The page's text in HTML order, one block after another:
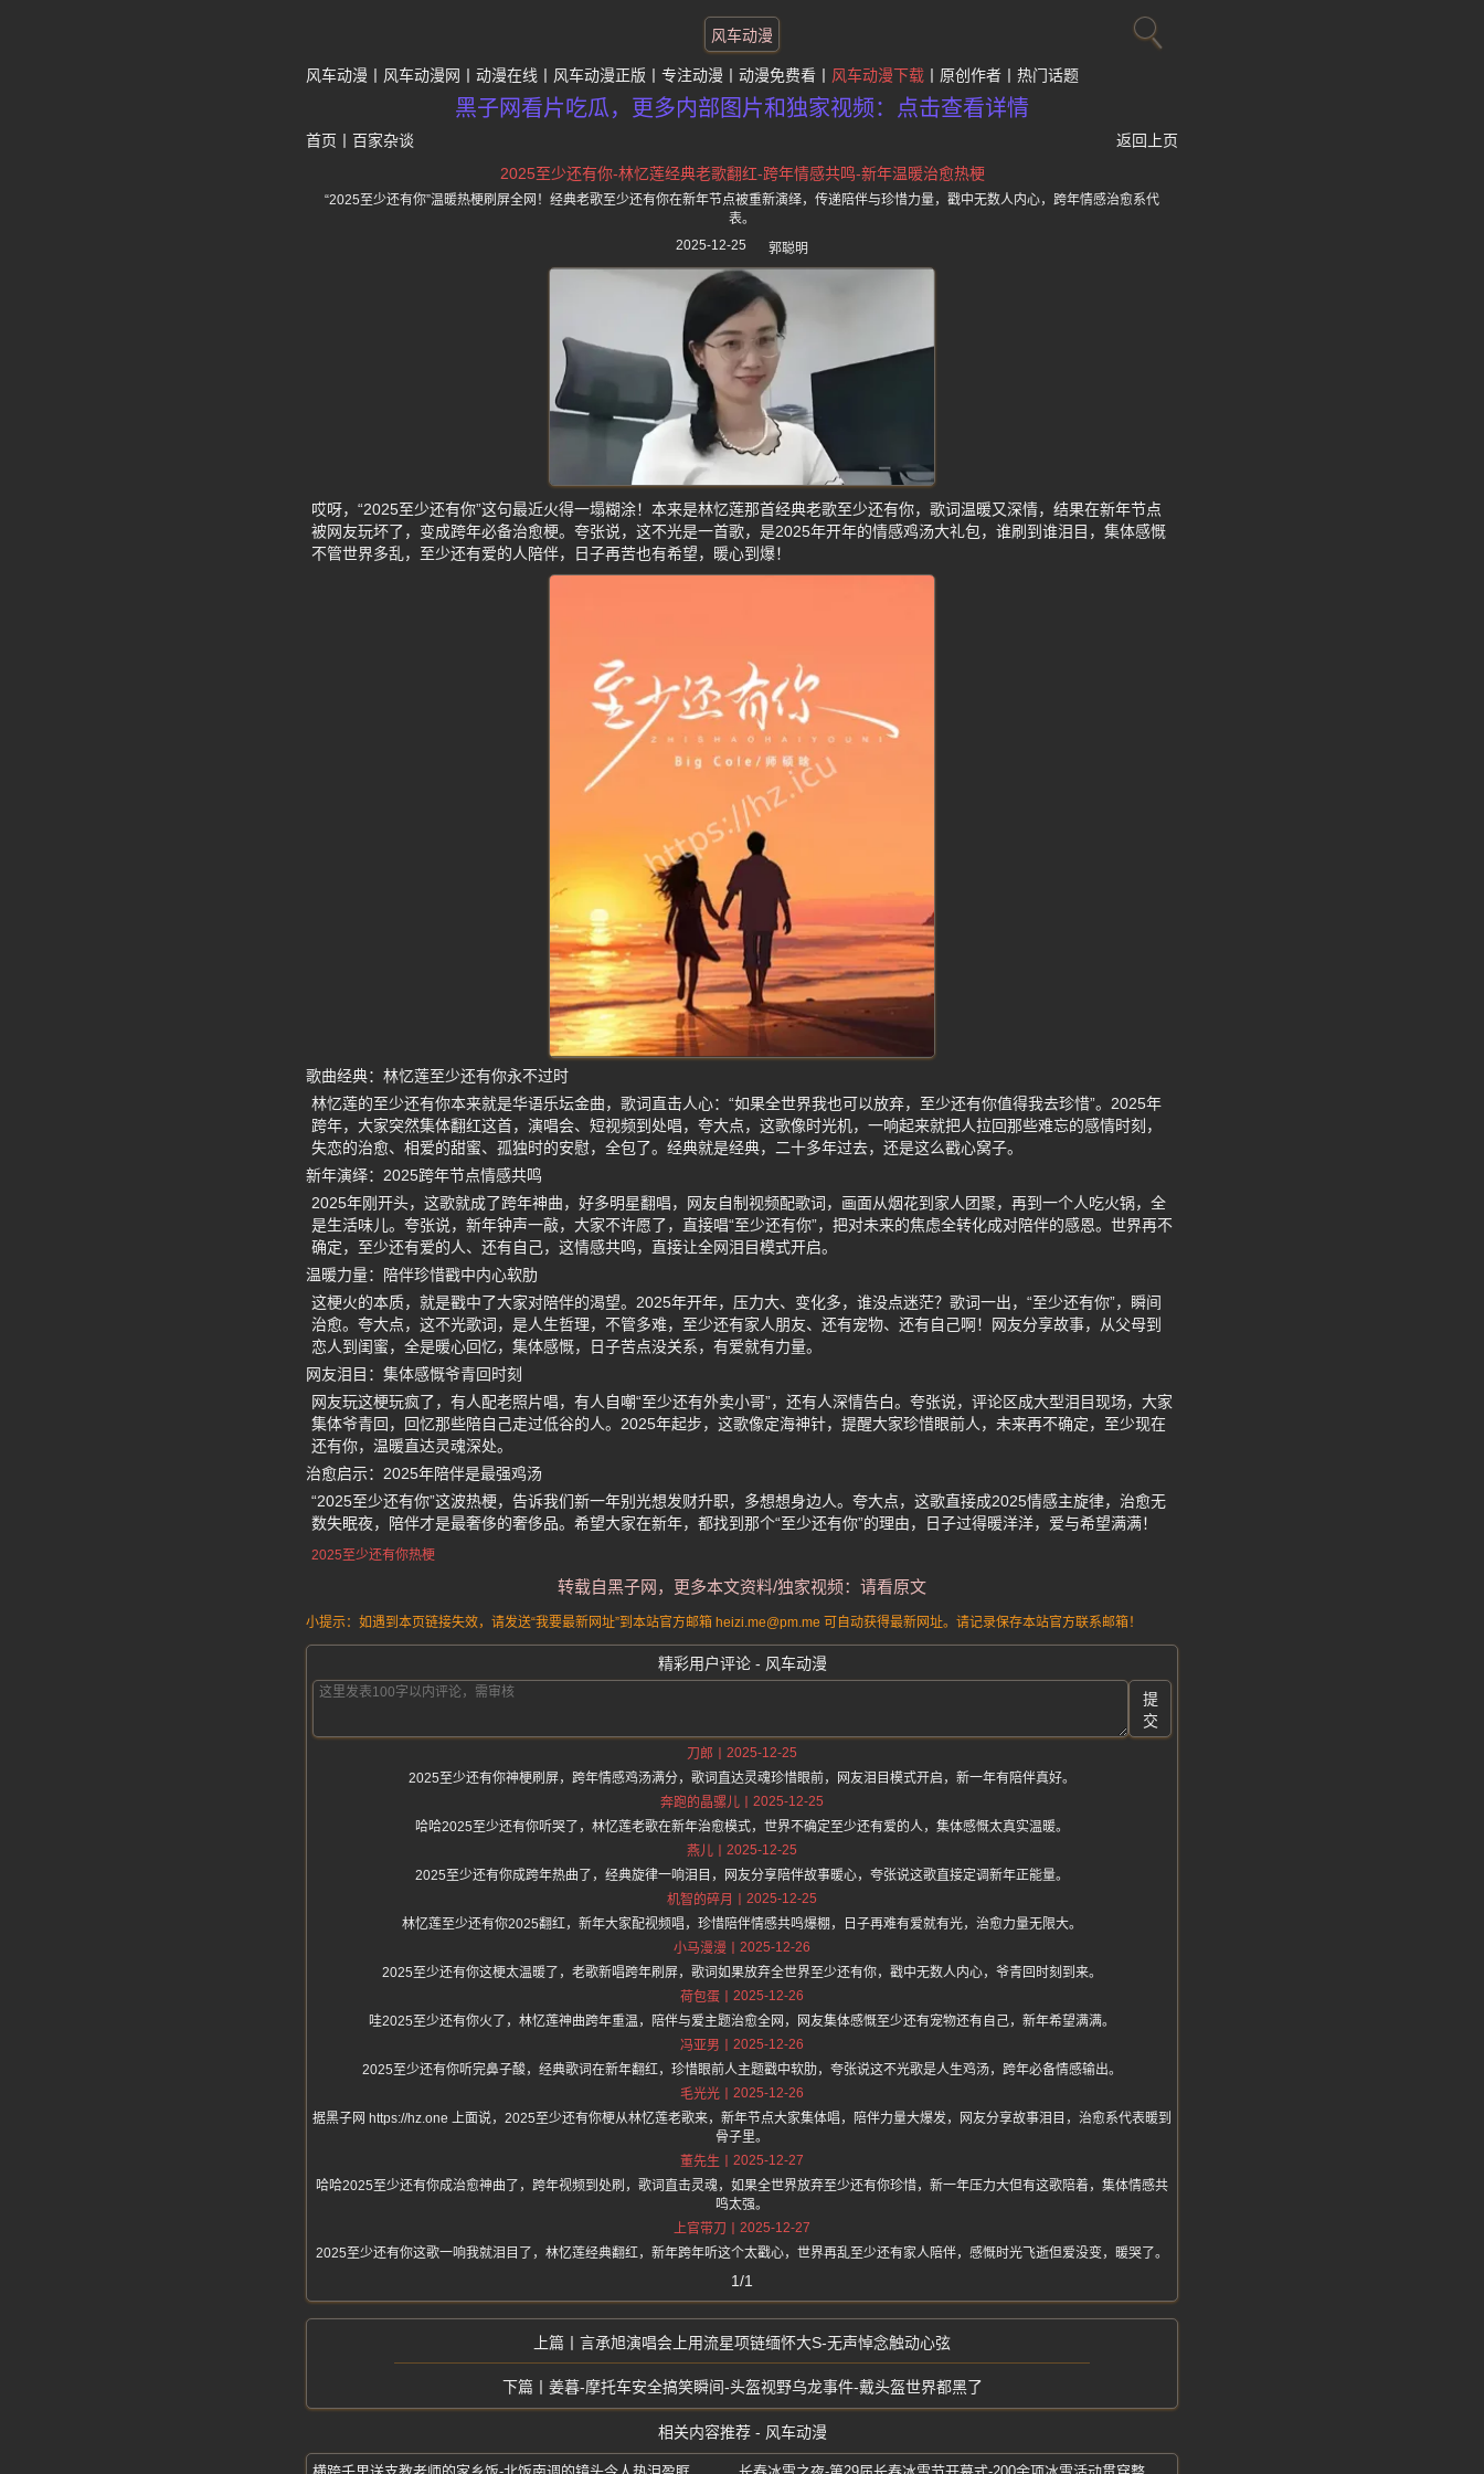
风车动漫
风车动漫 风车动漫网 动漫在线 风车动漫正版 专注动漫 动漫免费看 风车动漫下载 原创作者 热门话题
黑子网看片吃瓜，更多内部图片和独家视频：点击查看详情
首页 百家杂谈
返回上页
2025至少还有你-林忆莲经典老歌翻红-跨年情感共鸣-新年温暖治愈热梗
“2025至少还有你”温暖热梗刷屏全网！经典老歌至少还有你在新年节点被重新演绎，传递陪伴与珍惜力量，戳中无数人内心，跨年情感治愈系代
表。
2025-12-25
郭聪明
哎呀，“2025至少还有你”这句最近火得一塌糊涂！本来是林忆莲那首经典老歌至少还有你，歌词温暖又深情，结果在新年节点
被网友玩坏了，变成跨年必备治愈梗。夸张说，这不光是一首歌，是2025年开年的情感鸡汤大礼包，谁刷到谁泪目，集体感慨
不管世界多乱，至少还有爱的人陪伴，日子再苦也有希望，暖心到爆！
歌曲经典：林忆莲至少还有你永不过时
林忆莲的至少还有你本来就是华语乐坛金曲，歌词直击人心：“如果全世界我也可以放弃，至少还有你值得我去珍惜”。2025年
跨年，大家突然集体翻红这首，演唱会、短视频到处唱，夸大点，这歌像时光机，一响起来就把人拉回那些难忘的感情时刻，
失恋的治愈、相爱的甜蜜、孤独时的安慰，全包了。经典就是经典，二十多年过去，还是这么戳心窝子。
新年演绎：2025跨年节点情感共鸣
2025年刚开头，这歌就成了跨年神曲，好多明星翻唱，网友自制视频配歌词，画面从烟花到家人团聚，再到一个人吃火锅，全
是生活味儿。夸张说，新年钟声一敲，大家不许愿了，直接唱“至少还有你”，把对未来的焦虑全转化成对陪伴的感恩。世界再不
确定，至少还有爱的人、还有自己，这情感共鸣，直接让全网泪目模式开启。
温暖力量：陪伴珍惜戳中内心软肋
这梗火的本质，就是戳中了大家对陪伴的渴望。2025年开年，压力大、变化多，谁没点迷茫？歌词一出，“至少还有你”，瞬间
治愈。夸大点，这不光歌词，是人生哲理，不管多难，至少还有家人朋友、还有宠物、还有自己啊！网友分享故事，从父母到
恋人到闺蜜，全是暖心回忆，集体感慨，日子苦点没关系，有爱就有力量。
网友泪目：集体感慨爷青回时刻
网友玩这梗玩疯了，有人配老照片唱，有人自嘲“至少还有外卖小哥”，还有人深情告白。夸张说，评论区成大型泪目现场，大家
集体爷青回，回忆那些陪自己走过低谷的人。2025年起步，这歌像定海神针，提醒大家珍惜眼前人，未来再不确定，至少现在
还有你，温暖直达灵魂深处。
治愈启示：2025年陪伴是最强鸡汤
“2025至少还有你”这波热梗，告诉我们新一年别光想发财升职，多想想身边人。夸大点，这歌直接成2025情感主旋律，治愈无
数失眠夜，陪伴才是最奢侈的奢侈品。希望大家在新年，都找到那个“至少还有你”的理由，日子过得暖洋洋，爱与希望满满！
2025至少还有你热梗
转载自黑子网，更多本文资料/独家视频：请看原文
小提示：如遇到本页链接失效，请发送“我要最新网址”到本站官方邮箱 heizi.me@pm.me 可自动获得最新网址。请记录保存本站官方联系邮箱！
精彩用户评论 - 风车动漫
提
交
刀郎
2025-12-25
2025至少还有你神梗刷屏，跨年情感鸡汤满分，歌词直达灵魂珍惜眼前，网友泪目模式开启，新一年有陪伴真好。
奔跑的晶骡儿
2025-12-25
哈哈2025至少还有你听哭了，林忆莲老歌在新年治愈模式，世界不确定至少还有爱的人，集体感慨太真实温暖。
燕儿
2025-12-25
2025至少还有你成跨年热曲了，经典旋律一响泪目，网友分享陪伴故事暖心，夸张说这歌直接定调新年正能量。
机智的碎月
2025-12-25
林忆莲至少还有你2025翻红，新年大家配视频唱，珍惜陪伴情感共鸣爆棚，日子再难有爱就有光，治愈力量无限大。
小马漫漫
2025-12-26
2025至少还有你这梗太温暖了，老歌新唱跨年刷屏，歌词如果放弃全世界至少还有你，戳中无数人内心，爷青回时刻到来。
荷包蛋
2025-12-26
哇2025至少还有你火了，林忆莲神曲跨年重温，陪伴与爱主题治愈全网，网友集体感慨至少还有宠物还有自己，新年希望满满。
冯亚男
2025-12-26
2025至少还有你听完鼻子酸，经典歌词在新年翻红，珍惜眼前人主题戳中软肋，夸张说这不光歌是人生鸡汤，跨年必备情感输出。
毛光光
2025-12-26
据黑子网 https://hz.one 上面说，2025至少还有你梗从林忆莲老歌来，新年节点大家集体唱，陪伴力量大爆发，网友分享故事泪目，治愈系代表暖到
骨子里。
董先生
2025-12-27
哈哈2025至少还有你成治愈神曲了，跨年视频到处刷，歌词直击灵魂，如果全世界放弃至少还有你珍惜，新一年压力大但有这歌陪着，集体情感共
鸣太强。
上官带刀
2025-12-27
2025至少还有你这歌一响我就泪目了，林忆莲经典翻红，新年跨年听这个太戳心，世界再乱至少还有家人陪伴，感慨时光飞逝但爱没变，暖哭了。
1/1
言承旭演唱会上用流星项链缅怀大S-无声悼念触动心弦
姜暮-摩托车安全搞笑瞬间-头盔视野乌龙事件-戴头盔世界都黑了
相关内容推荐 - 风车动漫